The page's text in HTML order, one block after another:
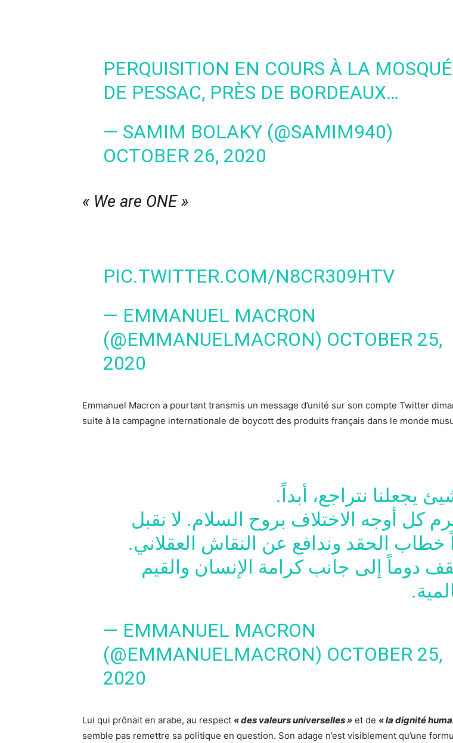
PERQUISITION EN COURS À LA
DE PESSAC, PRÈS DE BORDEAUX…
— SAMIM BOLAKY (@SAMIM940)
OCTOBER 26, 2020
« We are ONE »
PIC.TWITTER.COM/N8CR309HTV
— EMMANUEL MACRON
(@EMMANUELMACRON) OCTOBER 25,
2020
Emmanuel Macron a pourtant transmis un message d’unité sur son compte Twitter
suite à la campagne internationale de boycott des produits français dans le monde
يجعلنا نتراجع، أبداً.
كل أوجه الاختلاف بروح السلام. لا نقبل
خطاب الحقد وندافع عن النقاش العقلاني.
دوماً إلى جانب كرامة الإنسان والقيم
— EMMANUEL MACRON
(@EMMANUELMACRON) OCTOBER 25,
2020
Lui qui prônait en arabe, au respect « des valeurs universelles » et de « la dignité
semble pas remettre sa politique en question. Son adage n’est visiblement qu’une